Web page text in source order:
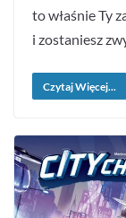
to właśnie Ty
i zostaniesz
Czytaj Więcej...